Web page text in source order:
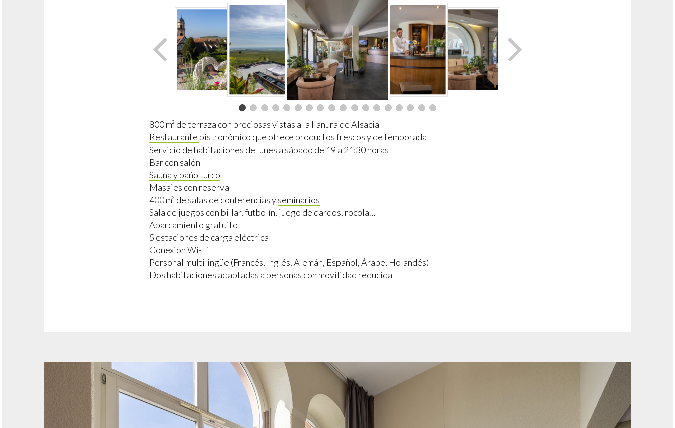
800 m² de terraza con preciosas vistas a la llanura de Alsacia
Restaurante bistronómico que ofrece productos frescos y de temporada
Servicio de habitaciones de lunes a sábado de 19 a 21:30 horas
Bar con salón
Sauna y baño turco
Masajes con reserva
400 m² de salas de conferencias yseminarios
Sala de juegos con billar, futbolín, juego de dardos, rocola…
Aparcamiento gratuito
5 estaciones de carga eléctrica
Conexión Wi-Fi
Personal multilingüe (Francés, Inglés, Alemán, Español, Árabe, Holandés)
Dos habitaciones adaptadas a personas con movilidad reducida